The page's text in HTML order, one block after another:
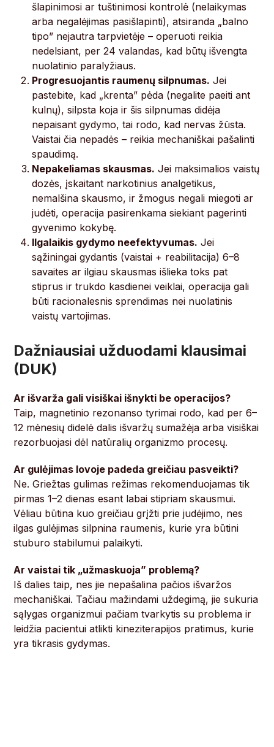
šlapinimosi ar tuštinimosi kontrolė (nelaikymas
arba negalėjimas pasišlapinti), atsiranda „balno
tipo” nejautra tarpvietėje – operuoti reikia
nedelsiant, per 24 valandas, kad būtų išvengta
nuolatinio paralyžiaus.
Progresuojantis raumenų silpnumas. Jei
pastebite, kad „krenta” pėda (negalite paeiti ant
kulnų), silpsta koja ir šis silpnumas didėja
nepaisant gydymo, tai rodo, kad nervas žūsta.
Vaistai čia nepadės – reikia mechaniškai pašalinti
spaudimą.
Nepakeliamas skausmas. Jei maksimalios vaistų
dozės, įskaitant narkotinius analgetikus,
nemalšina skausmo, ir žmogus negali miegoti ar
judėti, operacija pasirenkama siekiant pagerinti
gyvenimo kokybę.
Ilgalaikis gydymo neefektyvumas. Jei
sąžiningai gydantis (vaistai + reabilitacija) 6–8
savaites ar ilgiau skausmas išlieka toks pat
stiprus ir trukdo kasdienei veiklai, operacija gali
būti racionalesnis sprendimas nei nuolatinis
vaistų vartojimas.
Dažniausiai užduodami klausimai
(DUK)
Ar išvarža gali visiškai išnykti be operacijos?
Taip, magnetinio rezonanso tyrimai rodo, kad per 6–
12 mėnesių didelė dalis išvaržų sumažėja arba visiškai
rezorbuojasi dėl natūralių organizmo procesų.
Ar gulėjimas lovoje padeda greičiau pasveikti?
Ne. Griežtas gulimas režimas rekomenduojamas tik
pirmas 1–2 dienas esant labai stipriam skausmui.
Vėliau būtina kuo greičiau grįžti prie judėjimo, nes
ilgas gulėjimas silpnina raumenis, kurie yra būtini
stuburo stabilumui palaikyti.
Ar vaistai tik „užmaskuoja” problemą?
Iš dalies taip, nes jie nepašalina pačios išvaržos
mechaniškai. Tačiau mažindami uždegimą, jie sukuria
sąlygas organizmui pačiam tvarkytis su problema ir
leidžia pacientui atlikti kineziterapijos pratimus, kurie
yra tikrasis gydymas.